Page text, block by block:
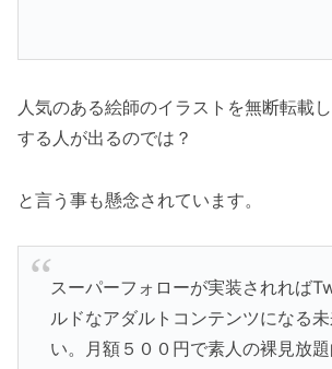
人気のある絵師のイラストを無断転載
する人が出るのでは？
と言う事も懸念されています。
スーパーフォローが実装されれば
ルドなアダルトコンテンツになる
い。月額５００円で素人の裸見放題